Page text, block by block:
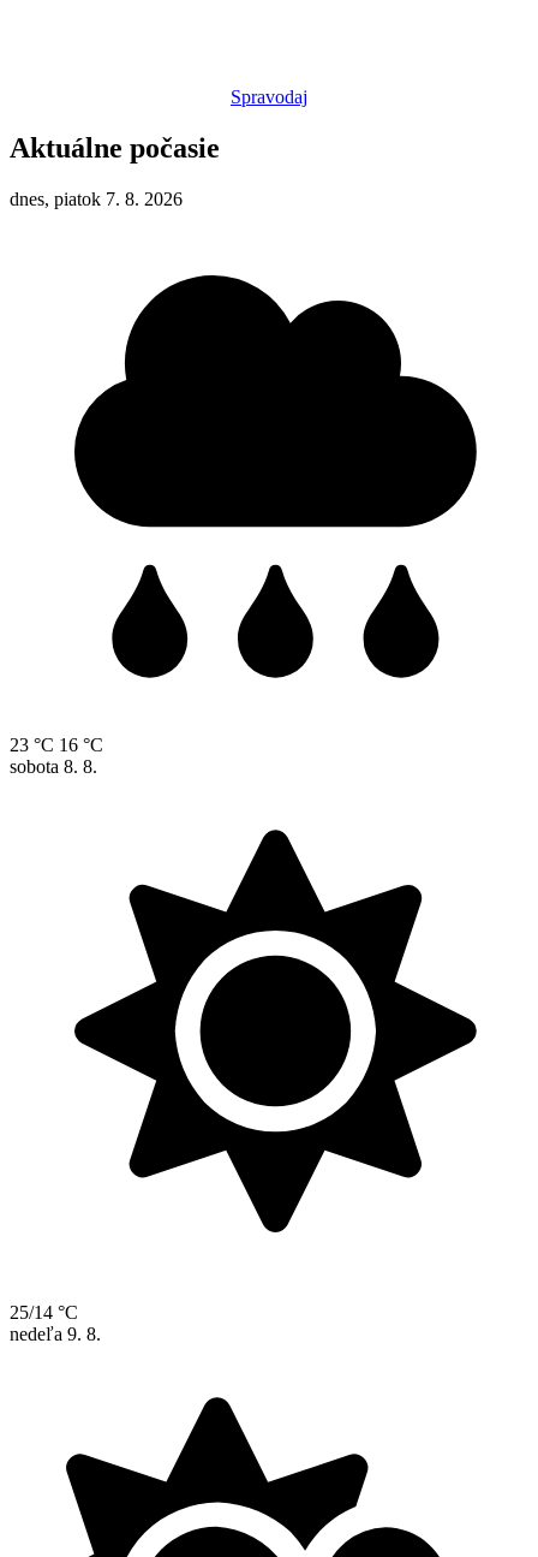
Spravodaj
Aktuálne počasie
dnes, piatok 7. 8. 2026
23 °C 16 °C
sobota 8. 8.
25/14 °C
nedeľa 9. 8.